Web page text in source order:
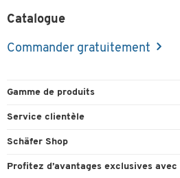
Catalogue
Commander gratuitement
Gamme de produits
Emballage et expédition
Fournitures de bureau
Service clientèle
Commande directe
Schäfer Shop
Experts en environnement de travail
Profitez d’avantages exclusives